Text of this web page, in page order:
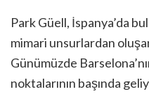
Park Güell, İspanya’da
mimari unsurlardan
Günümüzde
noktalarının başında